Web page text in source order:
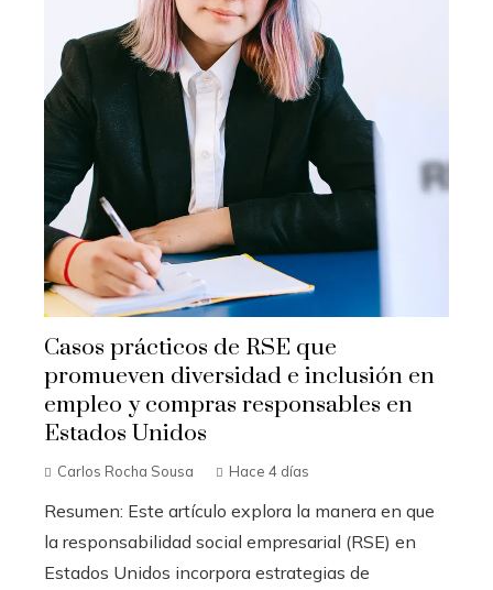
Casos prácticos de RSE que
promueven diversidad e inclusión en
empleo y compras responsables en
Estados Unidos
Carlos Rocha Sousa Hace 4 días
Resumen: Este artículo explora la manera en que
la responsabilidad social empresarial (RSE) en
Estados Unidos incorpora estrategias de